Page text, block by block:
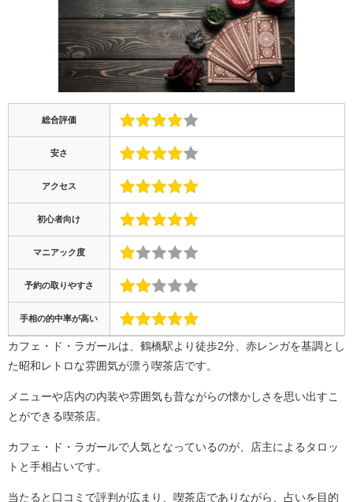
総合評価
安さ
アクセス
初心者向け
マニアック度
予約の取りやすさ
手相の的中率が高い
カフェ・ド・ラガールは、鶴橋駅より徒歩2分、赤レンガを基調とし
た昭和レトロな雰囲気が漂う喫茶店です。
メニューや店内の内装や雰囲気も昔ながらの懐かしさを思い出すこ
とができる喫茶店。
カフェ・ド・ラガールで人気となっているのが、店主によるタロッ
トと手相占いです。
当たると口コミで評判が広まり、喫茶店でありながら、占いを目的